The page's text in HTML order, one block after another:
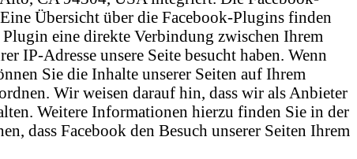
Übersicht über die Facebook-Plugins finden
eine direkte Verbindung zwischen Ihrem
IP-Adresse unsere Seite besucht haben. Wenn
Sie die Inhalte unserer Seiten auf Ihrem
Wir weisen darauf hin, dass wir als Anbieter
Weitere Informationen hierzu finden Sie in der
dass Facebook den Besuch unserer Seiten Ihrem